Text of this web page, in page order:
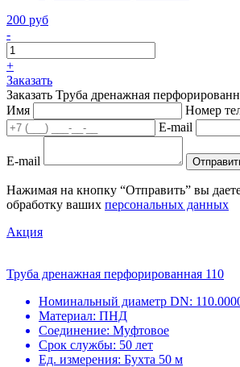
200 руб
-
+
Заказать
Заказать Труба дренажная
Имя
Номер
E-mail
E-mail
Нажимая на кнопку “Отправить” вы
обработку ваших персональных данных
Акция
Труба дренажная перфорированная 110
Номинальный диаметр DN:
Материал: ПНД
Соединение: Муфтовое
Срок службы: 50 лет
Ед. измерения: Бухта 50 м